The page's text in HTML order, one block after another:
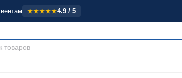
★★★★★4.9 / 5